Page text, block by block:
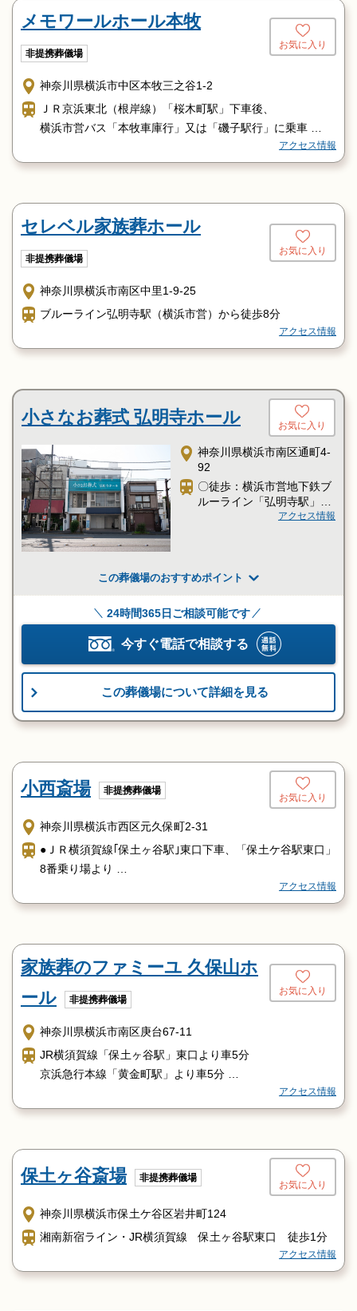
メモワールホール本牧
非提携葬儀場
お気に入り
神奈川県横浜市中区本牧三之谷1-2
ＪＲ京浜東北（根岸線）「桜木町駅」下車後、
横浜市営バス「本牧車庫行」又は「磯子駅行」に乗車
アクセス情報
セレベル家族葬ホール
非提携葬儀場
お気に入り
神奈川県横浜市南区中里1-9-25
ブルーライン弘明寺駅（横浜市営）から徒歩8分
アクセス情報
小さなお葬式 弘明寺ホール お気に入り
神奈川県横浜市南区通町4-
92
〇徒歩：横浜市営地下鉄ブ
ルーライン「弘明寺駅」下
アクセス情報
この葬儀場のおすすめポイント
24時間365日ご相談可能です
今すぐ電話で相談する
この葬儀場について詳細を見る
小西斎場 非提携葬儀場
お気に入り
神奈川県横浜市西区元久保町2-31
●ＪＲ横須賀線｢保土ヶ谷駅｣東口下車、「保土ケ谷駅東口」
8番乗り場より
横浜市営バス｢32:日本大通り駅県庁前｣又は｢市庁前｣行きに
乗車
●京浜急行｢黄金町駅｣前から、
横浜市営バス｢32:保土ヶ谷車庫｣行きに乗車約6分、｢久保山
で下車徒歩
アクセス情報
家族葬のファミーユ 久保山ホ
ール
非提携葬儀場
お気に入り
神奈川県横浜市南区庚台67-11
JR横須賀線「保土ヶ谷駅」東口より車5分
京浜急行本線「黄金町駅」より車5分
横浜市営地下鉄ブルーライン「阪東橋駅」より車6分
JR各線「横浜駅」東口より車10分
「久保山霊堂前」バス停下車すぐ
アクセス情報
保土ヶ谷斎場 非提携葬儀場
お気に入り
神奈川県横浜市保土ケ谷区岩井町124
湘南新宿ライン・JR横須賀線 保土ヶ谷駅東口 徒歩1分
アクセス情報